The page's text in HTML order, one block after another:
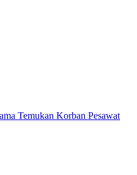
Temukan Korban Pesawat